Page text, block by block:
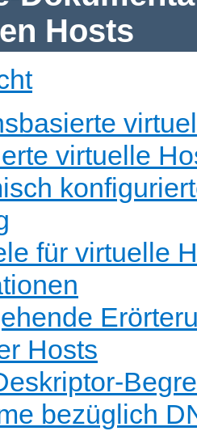
Hosts
virtuelle
für virtuelle
Hosts
bezüglich